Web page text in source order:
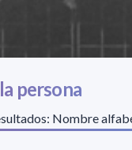
persona
Nombre